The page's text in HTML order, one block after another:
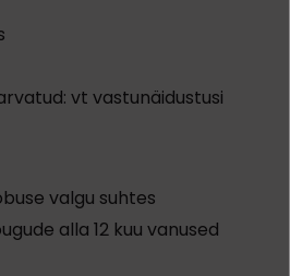
vt vastunäidustusi
valgu suhtes
alla 12 kuu vanused